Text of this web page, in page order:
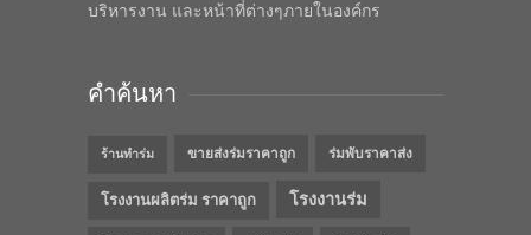
บริหารงาน และหน้าที่ต่างๆภายในองค์กร
คำค้นหา
ร้านทำร่ม ขายส่งร่มราคาถูก ร่มพับราคาส่ง
โรงงานผลิตร่ม ราคาถูก โรงงานร่ม